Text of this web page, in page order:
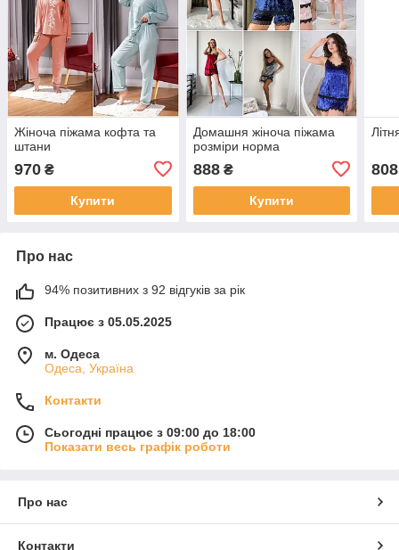
Жіноча піжама кофта та
штани
970 ₴
Купити
Домашня жіноча піжама
розміри норма
888₴
Купити
808
Про нас
94% позитивних з 92 відгуків за рік
Працює з 05.05.2025
м. Одеса
Одеса, Україна
Контакти
Сьогодні працює з 09:00 до 18:00
Показати весь графік роботи
Про нас
Контакти